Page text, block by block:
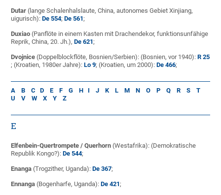
Dutar (lange Schalenhalslaute, China,autonomes Gebiet Xinjiang,
uigurisch):De 554;De 561;
Duxiao (Panflöte in einem Kasten mit Drachendekor, funktionsunfähige
Reprik, China, 20. Jh.),De 621;
Dvojnice (Doppelblockflöte, Bosnien/Serbien): (Bosnien, vor 1940):R 25
; (Kroatien, 1980er Jahre):Lo 9; (Kroatien, um 2000):De 466;
A B C D E F G H I J K L M N O P Q R S
T
U
V W X Y Z
E
Elfenbein-Quertrompete / Querhorn (Westafrika): (Demokratische
Republik Kongo?):De 544;
Enanga (Trogzither, Uganda):De 367;
Ennanga (Bogenharfe, Uganda):De 421;